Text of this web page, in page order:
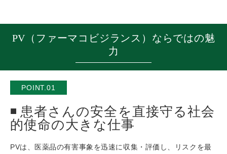
PV（ファーマコビジランス）ならではの魅
力
POINT.01
患者さんの安全を直接守る社会
的使命の大きな仕事
PVは、医薬品の有害事象を迅速に収集・評価し、リスクを最